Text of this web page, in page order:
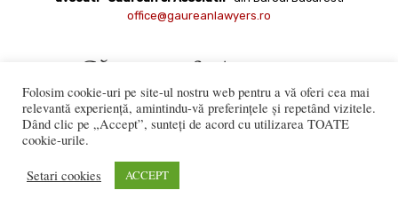
office@gaureanlawyers.ro
numai cu acordul expres al Bistriteanul.Ro. © Copyright 2008 -
2021 Bistrițeanul.ro
Folosim cookie-uri pe site-ul nostru web pentru a vă oferi cea mai
relevantă experiență, amintindu-vă preferințele și repetând vizitele.
Dând clic pe „Accept”, sunteți de acord cu utilizarea TOATE
cookie-urile.
Setari cookies ACCEPT